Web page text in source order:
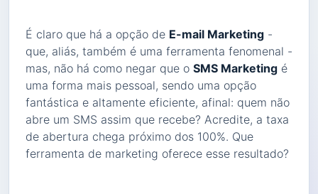
É claro que há a opção de E-mail Marketing -
que, aliás, também é uma ferramenta fenomenal -
mas, não há como negar que o SMS Marketing é
uma forma mais pessoal, sendo uma opção
fantástica e altamente eficiente, afinal: quem não
abre um SMS assim que recebe? Acredite, a taxa
de abertura chega próximo dos 100%. Que
ferramenta de marketing oferece esse resultado?